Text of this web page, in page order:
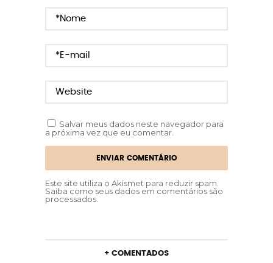
Salvar meus dados neste navegador para
a próxima vez que eu comentar.
Este site utiliza o Akismet para reduzir spam.
Saiba como seus dados em comentários são
processados
+ COMENTADOS